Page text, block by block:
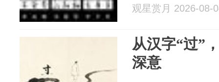
观星赏月 2026-08-
从汉字“过”
深意